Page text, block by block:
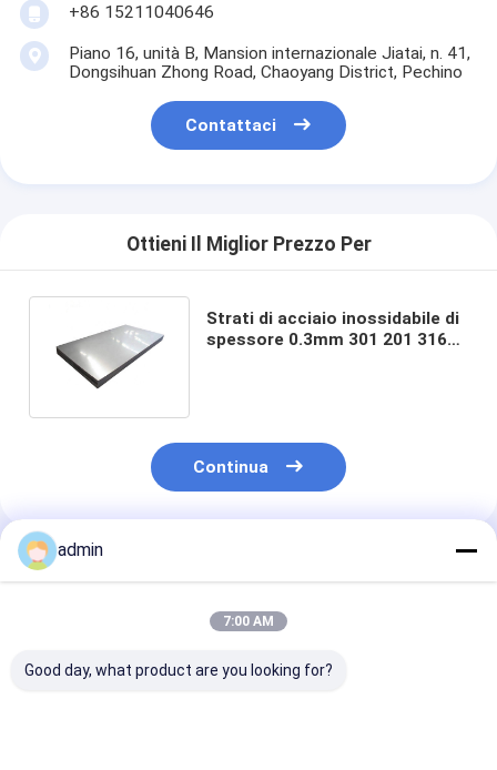
+86 15211040646
Piano 16, unità B, Mansion internazionale Jiatai, n. 41,
Dongsihuan Zhong Road, Chaoyang District, Pechino
Contattaci
Ottieni Il Miglior Prezzo Per
Strati di acciaio inossidabile di
spessore 0.3mm 301 201 316
Continua
Prodotti Raccomandati
admin
7:00 AM
Good day, what product are you looking for?